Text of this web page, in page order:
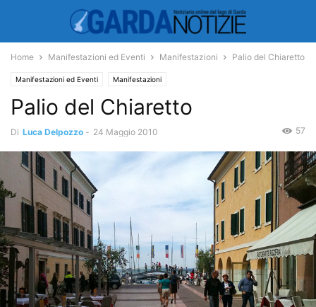
Home Manifestazioni ed Eventi Manifestazioni Palio del Chiaretto
Manifestazioni ed Eventi Manifestazioni
Palio del Chiaretto
Di Luca Delpozzo - 24 Maggio 2010 57